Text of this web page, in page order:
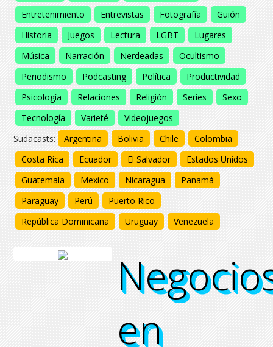
Entretenimiento
Entrevistas Fotografía
Guión
Historia
Juegos Lectura LGBT
Lugares
Música
Narración Nerdeadas
Ocultismo
Periodismo
Podcasting Política
Productividad
Psicología
Relaciones Religión Series
Sexo
Tecnología
Varieté
Videojuegos
Sudacasts:
Argentina Bolivia Chile
Colombia
Costa Rica
Ecuador El Salvador
Estados Unidos
Guatemala
Mexico Nicaragua
Panamá
Paraguay
Perú
Puerto Rico
República Dominicana
Uruguay Venezuela
en
en
en
en